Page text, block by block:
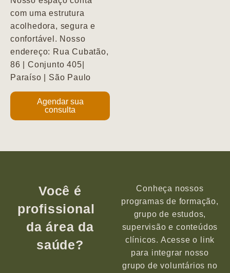
com uma estrutura
acolhedora, segura e
confortável. Nosso
endereço: Rua Cubatão,
86 | Conjunto 405|
Paraíso | São Paulo
Agendar sua
consulta
Você é
profissional
da área da
saúde?
Conheça nossos
programas de formação,
grupo de estudos,
supervisão e conteúdos
clínicos. Acesse o link
para integrar nosso
grupo de voluntários no